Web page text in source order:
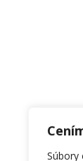
Súbory